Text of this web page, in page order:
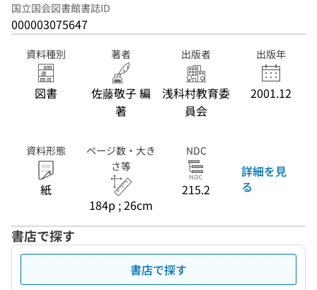
国立国会図書館書誌ID
000003075647
資料種別
図書
著者
佐藤敬子 編
著
出版者
浅科村教育委
員会
出版年
2001.12
資料形態
紙
ページ数・大き
さ等
184p ; 26cm
NDC
215.2
詳細を見
る
書店で探す
書店で探す